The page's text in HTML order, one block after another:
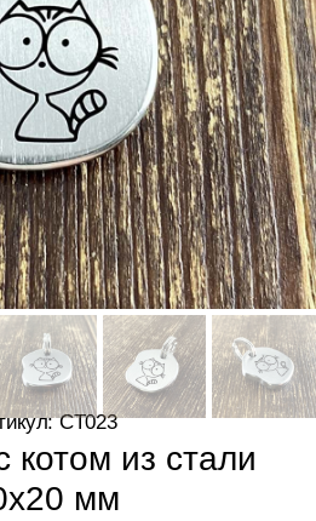
CT023
котом из стали
мм